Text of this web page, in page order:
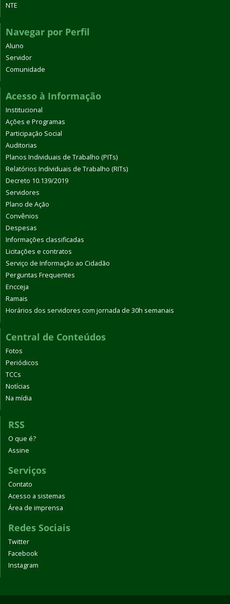
NTE
Navegar por Perfil
Aluno
Servidor
Comunidade
Acesso à Informação
Institucional
Ações e Programas
Participação Social
Auditorias
Planos Individuais de Trabalho (PITs)
Relatórios Individuais de Trabalho (RITs)
Decreto 10.139/2019
Servidores
Plano de Ação
Convênios
Despesas
Informações classificadas
Licitações e contratos
Serviço de Informação ao Cidadão
Perguntas Frequentes
Encceja
Ramais
Horários dos servidores com jornada de 30h semanais
Central de Conteúdos
Fotos
Periódicos
TCCs
Notícias
Na mídia
RSS
O que é?
Assine
Serviços
Contato
Acesso a sistemas
Área de imprensa
Redes Sociais
Twitter
Facebook
Instagram